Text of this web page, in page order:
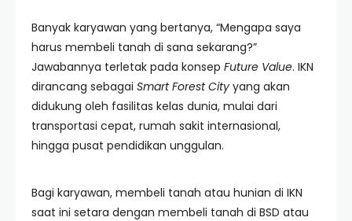
Banyak karyawan yang bertanya, “Mengapa saya
harus membeli tanah di sana sekarang?”
Jawabannya terletak pada konsep Future Value. IKN
dirancang sebagai Smart Forest City yang akan
didukung oleh fasilitas kelas dunia, mulai dari
transportasi cepat, rumah sakit internasional,
hingga pusat pendidikan unggulan.
Bagi karyawan, membeli tanah atau hunian di IKN
saat ini setara dengan membeli tanah di BSD atau